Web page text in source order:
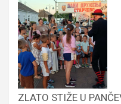
ZLATO STIŽE U